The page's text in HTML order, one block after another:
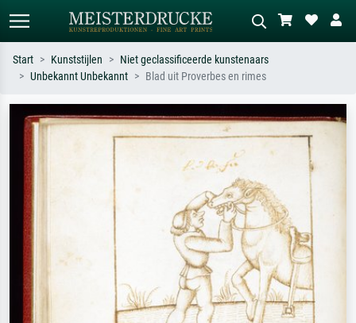
Zoek op kunstenaar, titel of stijl – bijv.
Monet, Sterrennacht, impressionisme,
Hokusai-golf, naakt.
Beschrijf de scène – bijv. groene
weide, abstract met veel rood, donker
olieverfschilderij, staand naakt naast
Start Kunststijlen
Niet geclassificeerde kunstenaars
Unbekannt Unbekannt
Blad uit Proverbes en rimes